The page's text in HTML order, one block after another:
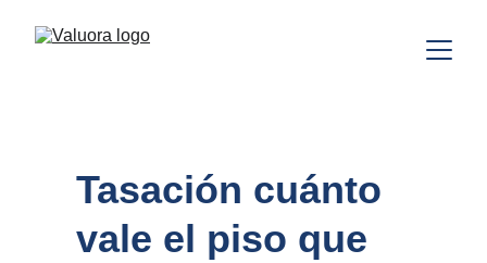
Tasación cuánto
vale el piso que